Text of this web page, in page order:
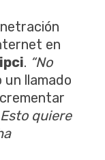
en
. “No
llamado
quiere